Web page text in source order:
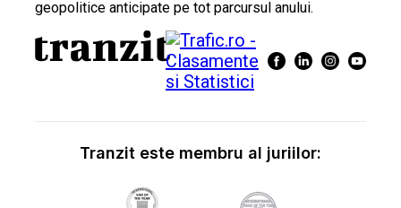
geopolitice anticipate pe tot parcursul anului.
Tranzit este membru al juriilor: